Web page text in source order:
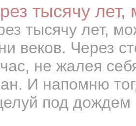
тысячу
тысячу лет,
веков. Через
не жалея
И напомню
под дождем